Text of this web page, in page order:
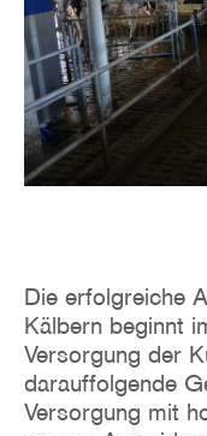
Die erfolgreiche
Kälbern beginnt
Versorgung der
darauffolgende
Versorgung mit